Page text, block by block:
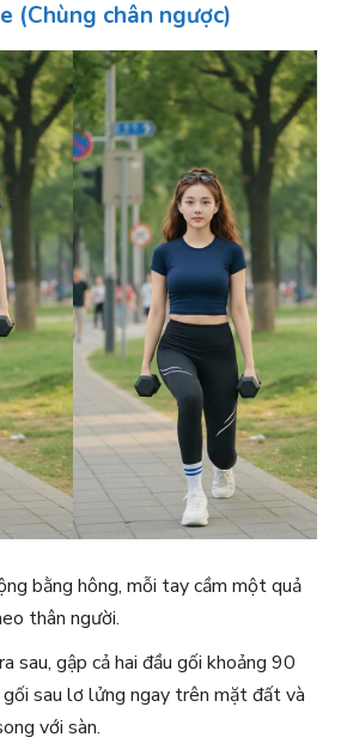
(Chùng chân ngược)
bằng hông, mỗi tay cầm một quả
thân người.
sau, gập cả hai đầu gối khoảng 90
gối sau lơ lửng ngay trên mặt đất và
với sàn.